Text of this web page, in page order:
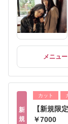
メニュ
新
規
カット
【新規限
￥7000